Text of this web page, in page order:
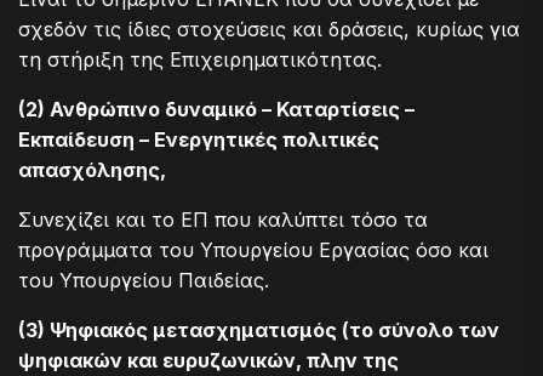
σχεδόν τις ίδιες στοχεύσεις και δράσεις, κυρίως για
τη στήριξη της Επιχειρηματικότητας.
(2) Ανθρώπινο δυναμικό – Καταρτίσεις –
Εκπαίδευση – Ενεργητικές πολιτικές
απασχόλησης,
Συνεχίζει και το ΕΠ που καλύπτει τόσο τα
προγράμματα του Υπουργείου Εργασίας όσο και
του Υπουργείου Παιδείας.
(3) Ψηφιακός μετασχηματισμός (το σύνολο των
ψηφιακών και ευρυζωνικών, πλην της